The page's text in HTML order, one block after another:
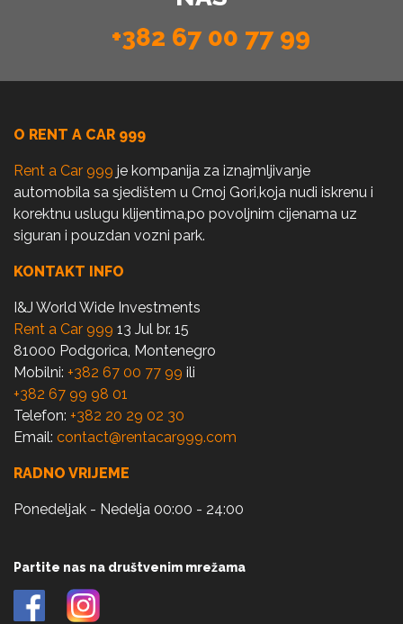
+382 67 00 77 99
O RENT A CAR 999
Rent a Car 999 je kompanija za iznajmljivanje
automobila sa sjedištem u Crnoj Gori,koja nudi iskrenu i
korektnu uslugu klijentima,po povoljnim cijenama uz
siguran i pouzdan vozni park.
KONTAKT INFO
I&J World Wide Investments
Rent a Car 999 13 Jul br. 15
81000 Podgorica, Montenegro
Mobilni: +382 67 00 77 99 ili
+382 67 99 98 01
Telefon: +382 20 29 02 30
Email: contact@rentacar999.com
RADNO VRIJEME
Ponedeljak - Nedelja 00:00 - 24:00
Partite nas na društvenim mrežama